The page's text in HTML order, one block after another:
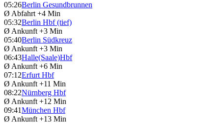
05:26Berlin Gesundbrunnen
Ø Abfahrt +4 Min
05:32Berlin Hbf (tief)
Ø Ankunft +3 Min
05:40Berlin Südkreuz
Ø Ankunft +3 Min
06:43Halle(Saale)Hbf
Ø Ankunft +6 Min
07:12Erfurt Hbf
Ø Ankunft +11 Min
08:22Nürnberg Hbf
Ø Ankunft +12 Min
09:41München Hbf
Ø Ankunft +13 Min